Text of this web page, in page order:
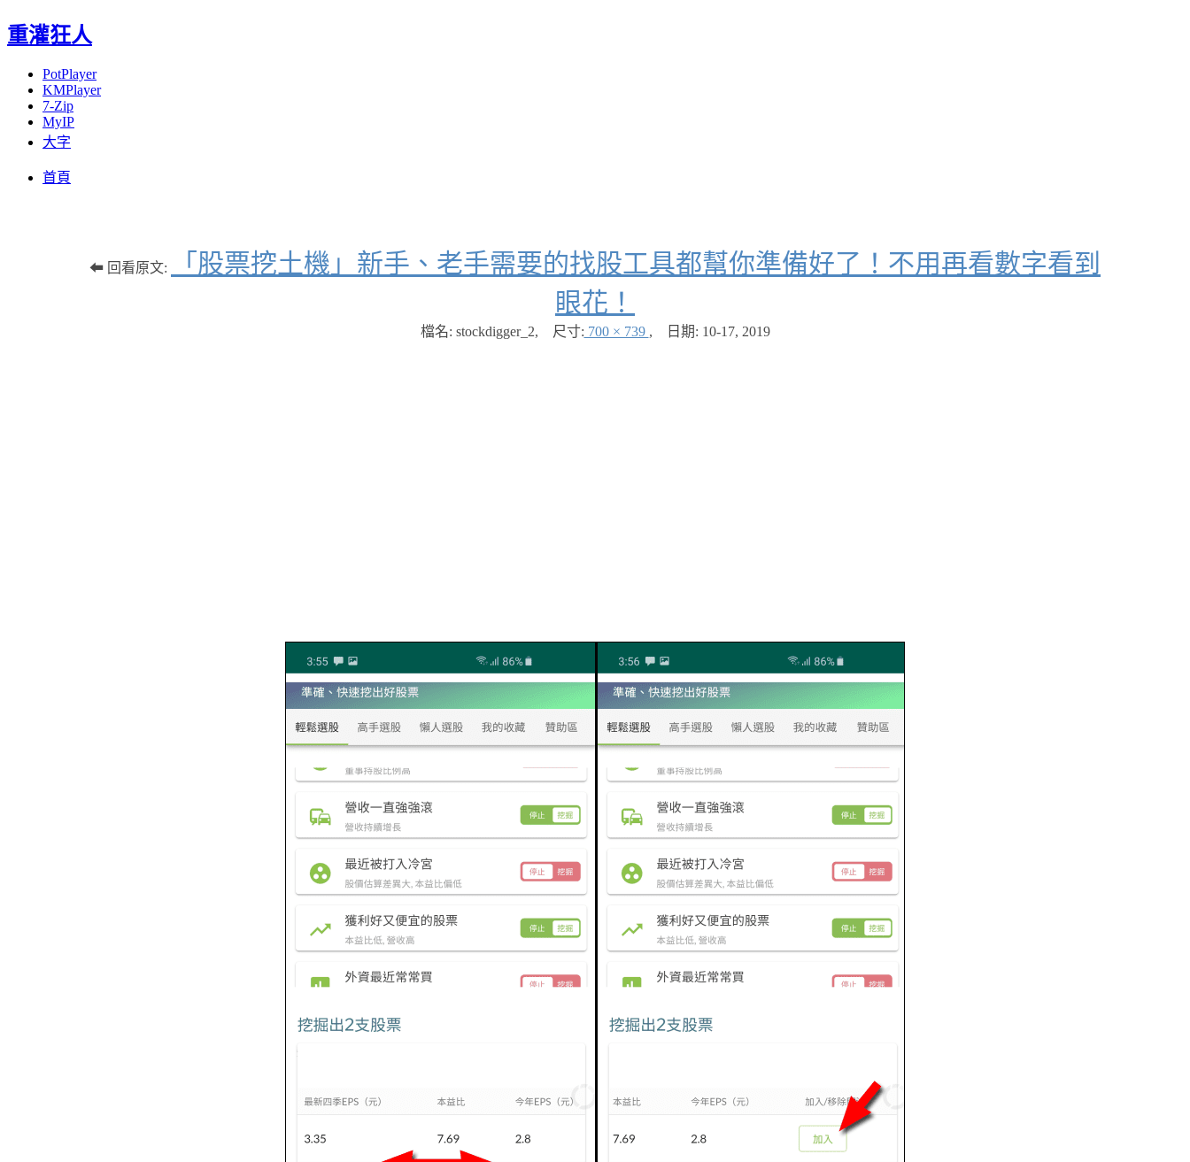
重灌狂人
PotPlayer
KMPlayer
7-Zip
MyIP
大字
首頁
⬅ 回看原文:
「股票挖土機」新手、老手需要的找股工具都幫你準備好了！不用再看數字看到
眼花！
檔名: stockdigger_2, 尺寸: 700 × 739 , 日期: 10-17, 2019